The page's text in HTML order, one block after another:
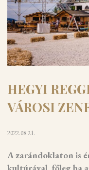
HEGYI
VÁROSI
2022.08.21.
A zarándoklaton is